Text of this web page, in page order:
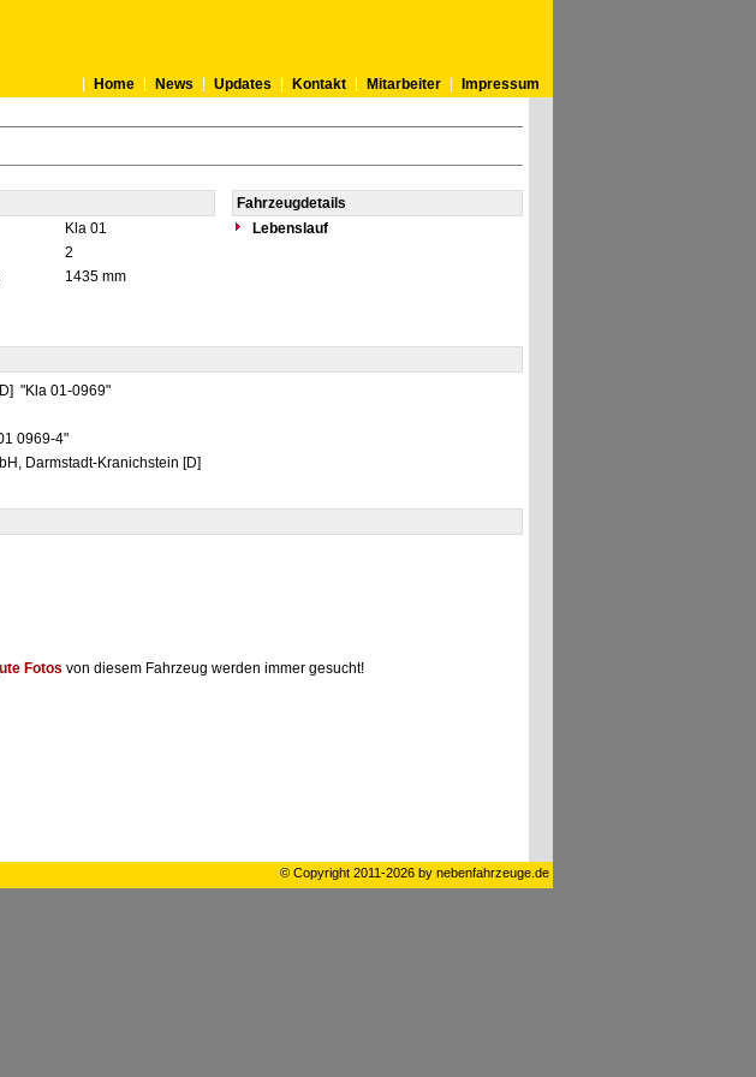
Home News Updates Kontakt Mitarbeiter
Impressum
Fahrzeugdetails
Kla 01
Lebenslauf
2
1435 mm
"Kla 01-0969"
0969-4"
Darmstadt-Kranichstein [D]
Fotos von diesem Fahrzeug werden immer gesucht!
© Copyright 2011-2026 by nebenfahrzeuge.de